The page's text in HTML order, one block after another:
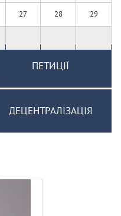
27 28 29
ПЕТИЦІЇ
ДЕЦЕНТРАЛІЗАЦІЯ